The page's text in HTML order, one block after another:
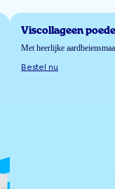
Viscollageen
Met heerlijke
Bestel nu